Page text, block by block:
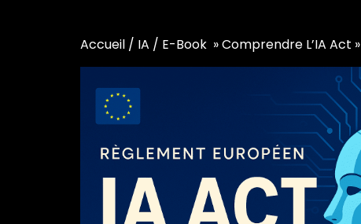
Accueil / IA / E-Book » Comprendre L’IA Act »